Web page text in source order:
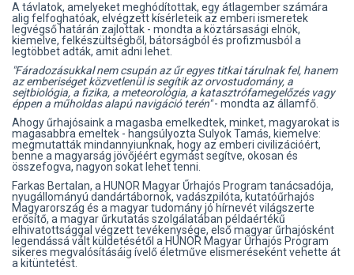
A távlatok, amelyeket meghódítottak, egy átlagember számára
alig felfoghatóak, elvégzett kísérleteik az emberi ismeretek
legvégső határán zajlottak - mondta a köztársasági elnök,
kiemelve, felkészültségből, bátorságból és profizmusból a
legtöbbet adták, amit adni lehet.
"Fáradozásukkal nem csupán az űr egyes titkai tárulnak fel, hanem
az emberiséget közvetlenül is segítik az orvostudomány, a
sejtbiológia, a fizika, a meteorológia, a katasztrófamegelőzés vagy
éppen a műholdas alapú navigáció terén"- mondta az államfő.
Ahogy űrhajósaink a magasba emelkedtek, minket, magyarokat is
magasabbra emeltek - hangsúlyozta Sulyok Tamás, kiemelve:
megmutatták mindannyiunknak, hogy az emberi civilizációért,
benne a magyarság jövőjéért egymást segítve, okosan és
összefogva, nagyon sokat lehet tenni.
Farkas Bertalan, a HUNOR Magyar Űrhajós Program tanácsadója,
nyugállományú dandártábornok, vadászpilóta, kutatóűrhajós
Magyarország és a magyar tudomány jó hírnevét világszerte
erősítő, a magyar űrkutatás szolgálatában példaértékű
elhivatottsággal végzett tevékenysége, első magyar űrhajósként
legendássá vált küldetésétől a HUNOR Magyar Űrhajós Program
sikeres megvalósításáig ívelő életműve elismeréseként vehette át
a kitüntetést.